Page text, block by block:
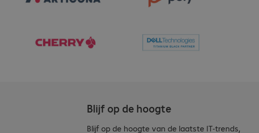
Blijf op de hoogte
Blijf op de hoogte van de laatste IT-trends,